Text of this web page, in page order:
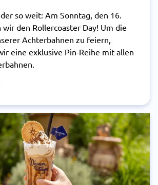
so weit: Am Sonntag, den 16.
den Rollercoaster Day! Um die
Achterbahnen zu feiern,
eine exklusive Pin-Reihe mit allen